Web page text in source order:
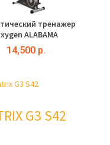
тренажер
ALABAMA
14,500 р.
G3 S42